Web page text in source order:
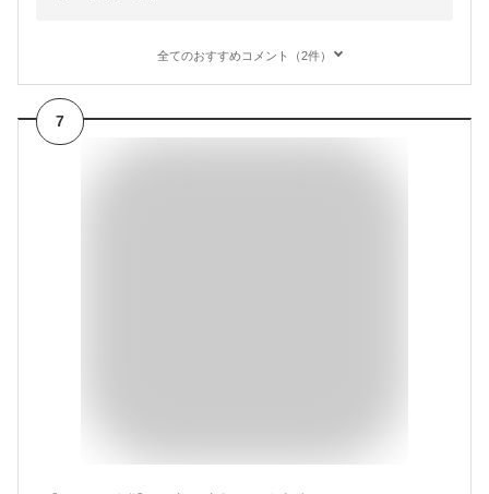
全てのおすすめコメント（2件）
7